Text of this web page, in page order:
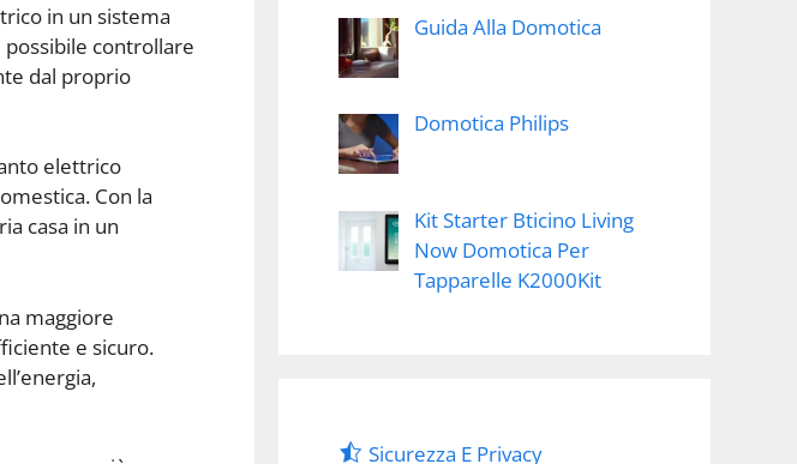
in un sistema
controllare
dal proprio
elettrico
Con la
casa in un
maggiore
e sicuro.
Guida Alla Domotica
Domotica Philips
Kit Starter Bticino Living
Now Domotica Per
Tapparelle K2000Kit
Sicurezza E Privacy